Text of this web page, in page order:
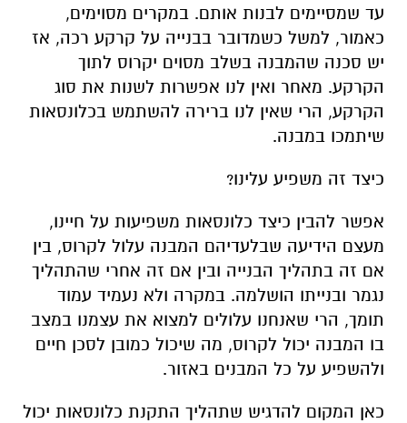
עד שמסיימים לבנות אותם. במקרים מסוימים,
כאמור, למשל כשמדובר בבנייה על קרקע רכה, אז
יש סכנה שהמבנה בשלב מסוים יקרוס לתוך
הקרקע. מאחר ואין לנו אפשרות לשנות את סוג
הקרקע, הרי שאין לנו ברירה להשתמש בכלונסאות
שיתמכו במבנה.
כיצד זה משפיע עלינו?
אפשר להבין כיצד כלונסאות משפיעות על חיינו,
מעצם הידיעה שבלעדיהם המבנה עלול לקרוס, בין
אם זה בתהליך הבנייה ובין אם זה אחרי שהתהליך
נגמר ובנייתו הושלמה. במקרה ולא נעמיד עמוד
תומך, הרי שאנחנו עלולים למצוא את עצמנו במצב
בו המבנה יכול לקרוס, מה שיכול כמובן לסכן חיים
ולהשפיע על כל המבנים באזור.
כאן המקום להדגיש שתהליך התקנת כלונסאות יכול